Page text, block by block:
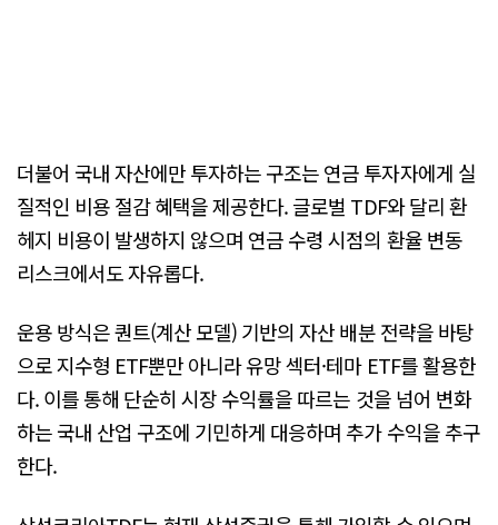
더불어 국내 자산에만 투자하는 구조는 연금 투자자에게 실
질적인 비용 절감 혜택을 제공한다. 글로벌 TDF와 달리 환
헤지 비용이 발생하지 않으며 연금 수령 시점의 환율 변동
리스크에서도 자유롭다.
운용 방식은 퀀트(계산 모델) 기반의 자산 배분 전략을 바탕
으로 지수형 ETF뿐만 아니라 유망 섹터·테마 ETF를 활용한
다. 이를 통해 단순히 시장 수익률을 따르는 것을 넘어 변화
하는 국내 산업 구조에 기민하게 대응하며 추가 수익을 추구
한다.